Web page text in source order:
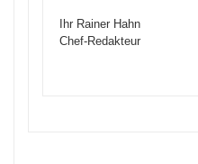
Ihr Rainer Hahn
Chef-Redakteur